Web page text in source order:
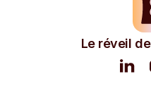
Le réveil